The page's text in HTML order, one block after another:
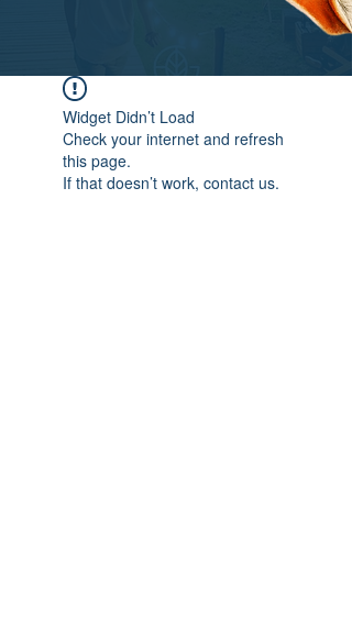
Widget Didn’t Load
Check your internet and refresh
this page.
If that doesn’t work, contact us.